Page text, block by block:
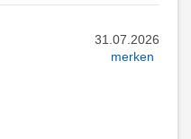
31.07.2026
merken